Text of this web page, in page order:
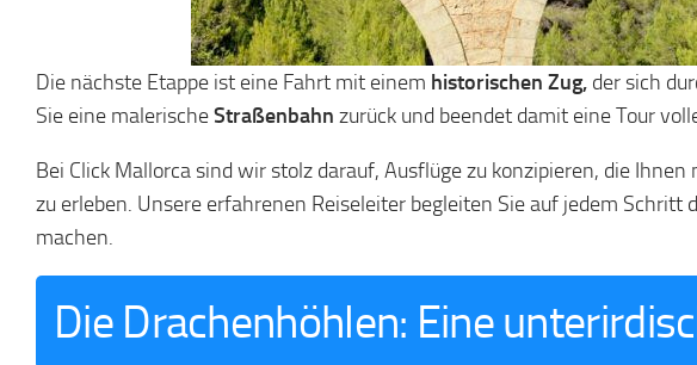
Die nächste Etappe ist eine Fahrt mit einem historischen Zug, der sich
Sie eine malerischeStraßenbahn zurück und beendet damit eine Tour
Bei Click Mallorca sind wir stolz darauf, Ausflüge zu konzipieren, die
zu erleben. Unsere erfahrenen Reiseleiter begleiten Sie auf jedem
machen.
Die Drachenhöhlen: Eine